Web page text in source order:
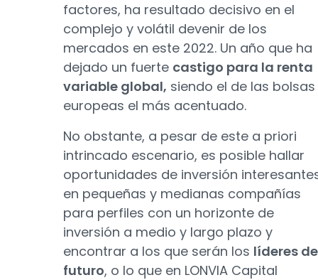
factores, ha resultado decisivo en el
complejo y volátil devenir de los
mercados en este 2022. Un año que ha
dejado un fuerte castigo para la renta
variable global, siendo el de las bolsas
europeas el más acentuado.
No obstante, a pesar de este a priori
intrincado escenario, es posible hallar
oportunidades de inversión
en pequeñas y medianas compañías
para perfiles con un horizonte de
inversión a medio y largo plazo y
encontrar a los que serán los líderes
futuro, o lo que en LONVIA Capital